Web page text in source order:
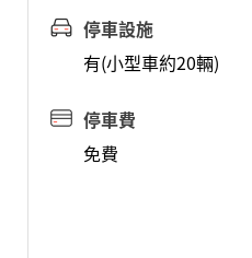
停車設施
有(小型車約20輛)
停車費
免費